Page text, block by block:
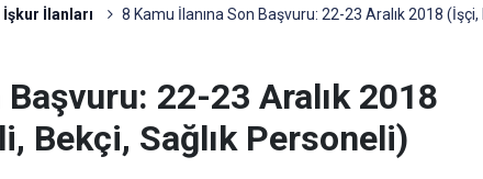
İşkur İlanları 8 Kamu İlanına Son Başvuru: 22-23 Aralık 2018
Başvuru: 22-23 Aralık 2018
Bekçi, Sağlık Personeli)